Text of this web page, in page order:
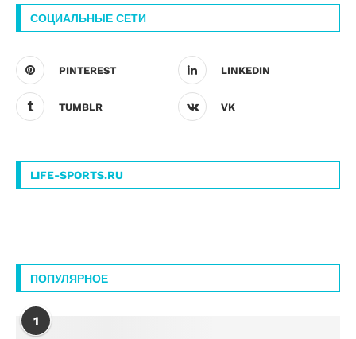
СОЦИАЛЬНЫЕ СЕТИ
PINTEREST LINKEDIN
TUMBLR VK
LIFE-SPORTS.RU
ПОПУЛЯРНОЕ
1